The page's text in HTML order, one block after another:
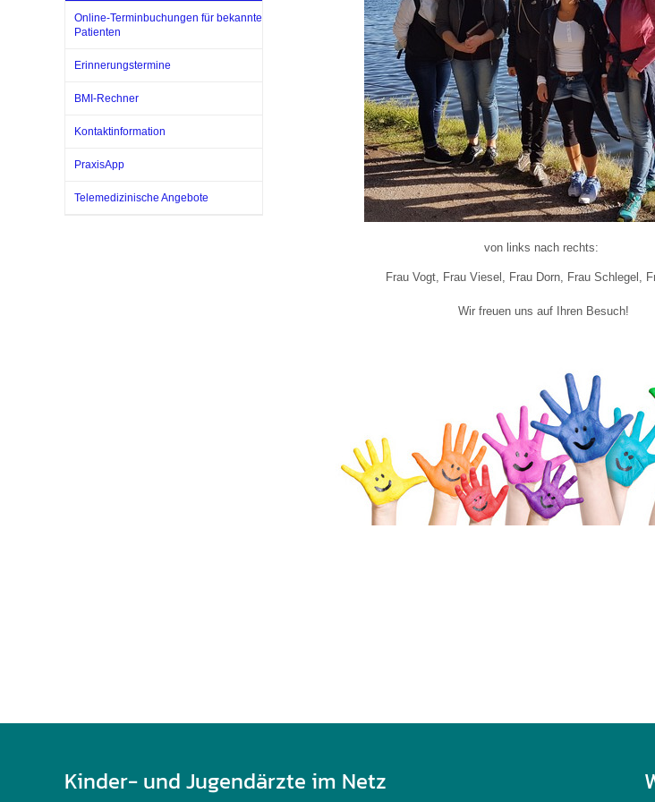
Impfsicherheit
Häufige Fragen
Recht auf Impfung
Empfehlungen zum Bildschirmmediengebrauch
Material zu den Vorsorgen
Broschüren und Informationsflyer
Online-Terminbuchungen für bekannte
Patienten
Erinnerungstermine
BMI-Rechner
Kontaktinformation
PraxisApp
Telemedizinische Angebote
von links nach rechts:
Frau Vogt, Frau Viesel, Frau Dorn, Frau Schlegel,
Wir freuen uns auf Ihren Besuch!
Kinder- und Jugendärzte im Netz